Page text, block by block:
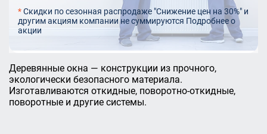
*Скидки по сезонная распродаже "Снижение цен на 30%" и
другим акциям компании не суммируются Подробнее о
акции
Деревянные окна — конструкции из прочного,
экологически безопасного материала.
Изготавливаются откидные, поворотно-откидные,
поворотные и другие системы.